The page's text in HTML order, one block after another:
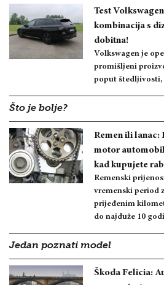
Test
kombinacija s
dobitna!
Volkswagen je
promišljeni
poput
Što je bolje?
Remen ili lanac:
motor
kad kupujete
Remenski
vremenski period
prijeđenim
do najduže 10
Jedan poznati model
Škoda Felicia: